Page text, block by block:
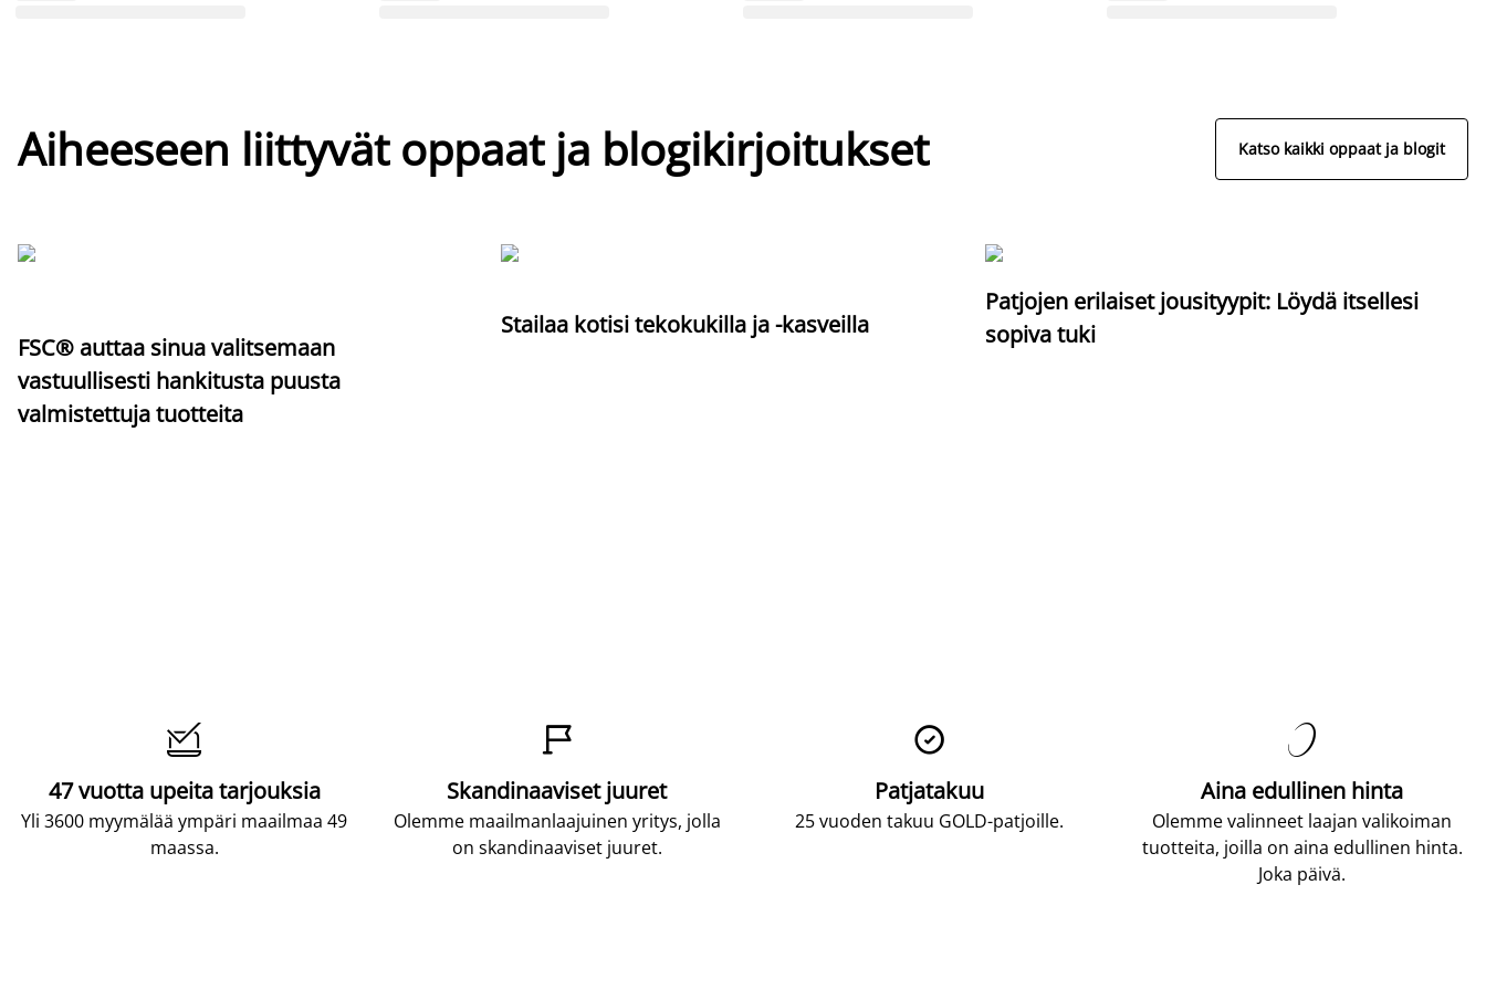
Aiheeseen liittyvät oppaat ja blogikirjoitukset Katso kaikki oppaat ja blogit
FSC® auttaa sinua valitsemaan
vastuullisesti hankitusta puusta
valmistettuja tuotteita
Stailaa kotisi tekokukilla ja -kasveilla
Patjojen erilaiset jousityypit: Löydä itsellesi
sopiva tuki

47 vuotta upeita tarjouksia
Yli 3600 myymälää ympäri maailmaa 49
maassa.

Skandinaaviset juuret
Olemme maailmanlaajuinen yritys, jolla
on skandinaaviset juuret.

Patjatakuu
25 vuoden takuu GOLD-patjoille.

Aina edullinen hinta
Olemme valinneet laajan valikoiman
tuotteita, joilla on aina edullinen hinta.
Joka päivä.